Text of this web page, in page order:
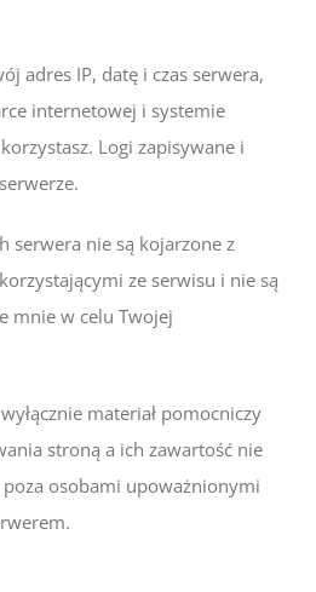
adres IP, datę i czas serwera,
internetowej i systemie
Logi zapisywane i
serwera nie są kojarzone z
ze serwisu i nie są
mnie w celu Twojej
materiał pomocniczy
stroną a ich zawartość nie
osobami upoważnionymi